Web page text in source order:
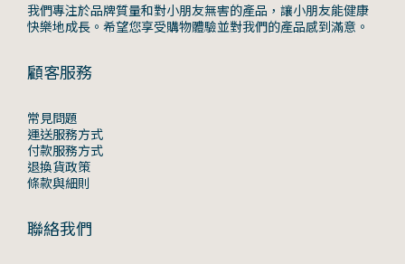
我們專注於品牌質量和對小朋友無害的產品，讓小朋友能健康
快樂地成長。希望您享受購物體驗並對我們的產品感到滿意。
顧客服務
常見問題
運送服務方式
付款服務方式
退換貨政策
條款與細則
聯絡我們